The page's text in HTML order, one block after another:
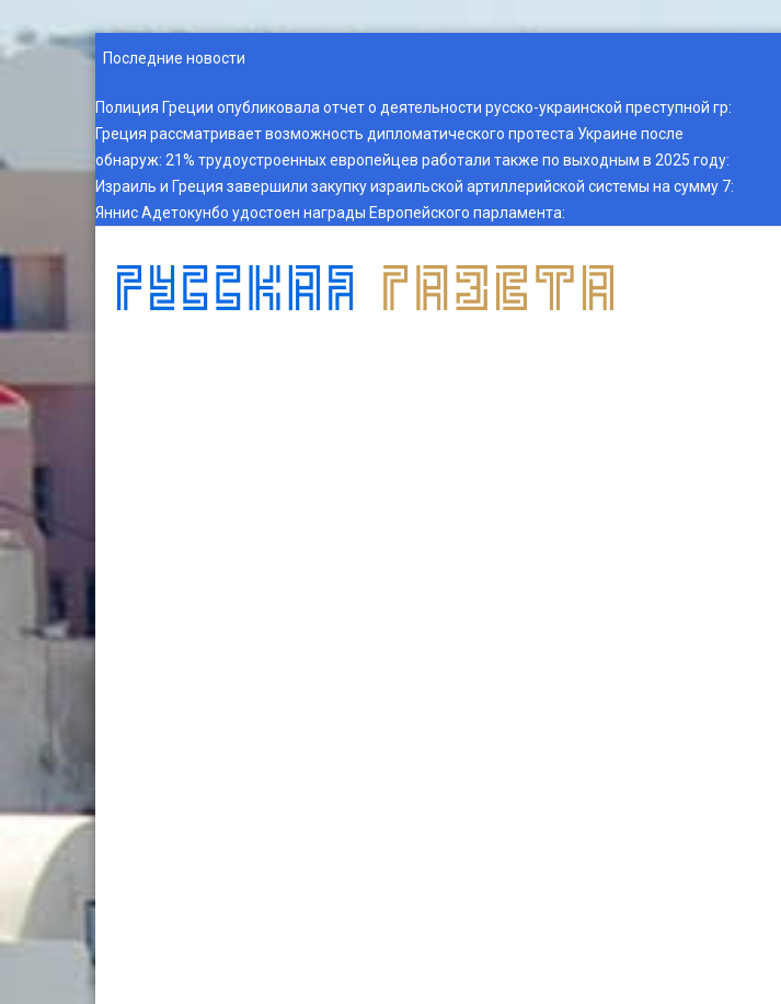
Последние новости
Полиция Греции опубликовала отчет о деятельности русско-украинской преступной гр:
Греция рассматривает возможность дипломатического протеста Украине после
обнаруж: 21% трудоустроенных европейцев работали также по выходным в 2025 году:
Израиль и Греция завершили закупку израильской артиллерийской системы на сумму 7:
Яннис Адетокунбо удостоен награды Европейского парламента: